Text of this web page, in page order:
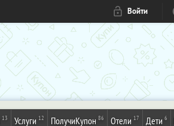
Войти
13 Услуги 12 ПолучиКупон 86 Отели 17 Дети 6